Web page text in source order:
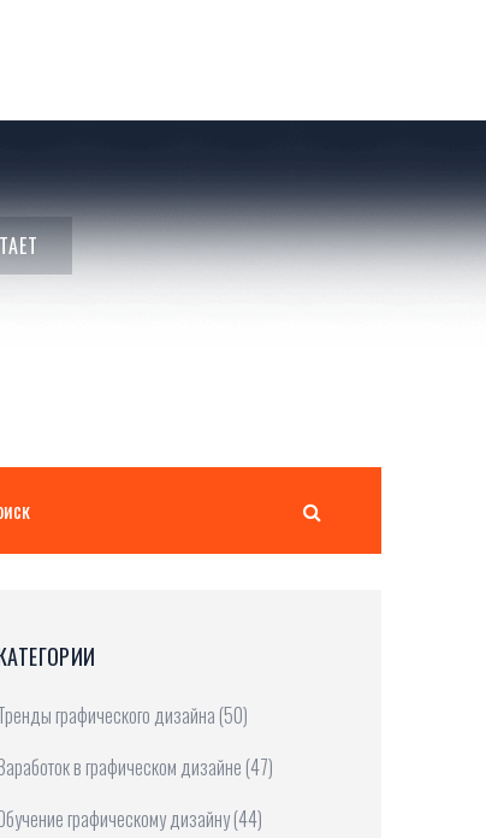
графического дизайна (50)
в графическом дизайне (47)
графическому дизайну(44)